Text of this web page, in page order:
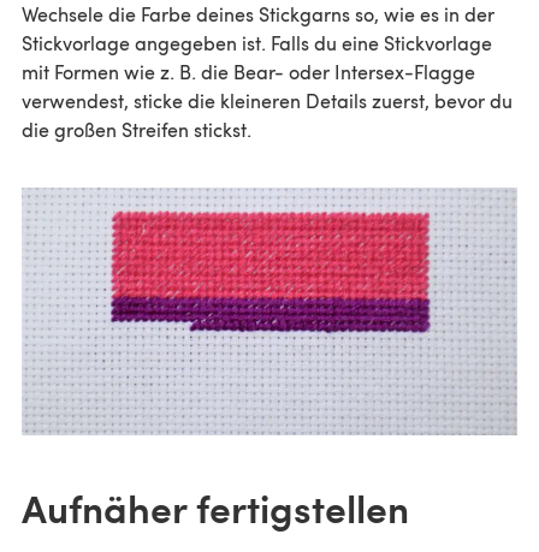
Wechsele die Farbe deines Stickgarns so, wie es in der
Stickvorlage angegeben ist. Falls du eine Stickvorlage
mit Formen wie z. B. die Bear- oder Intersex-Flagge
verwendest, sticke die kleineren Details zuerst, bevor du
die großen Streifen stickst.
Aufnäher fertigstellen